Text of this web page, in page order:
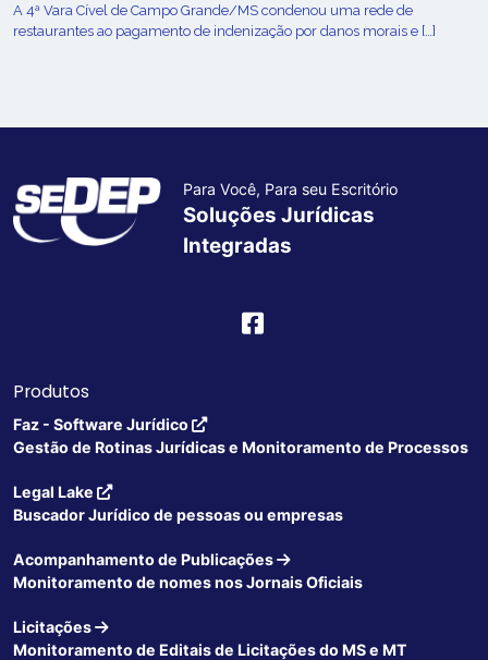
A 4ª Vara Cível de Campo Grande/MS condenou uma rede de
restaurantes ao pagamento de indenização por danos morais e […]
Para Você, Para seu Escritório
Soluções Jurídicas
Integradas
Produtos
Faz - Software Jurídico
Gestão de Rotinas Jurídicas e Monitoramento de Processos
Legal Lake
Buscador Jurídico de pessoas ou empresas
Acompanhamento de Publicações
Monitoramento de nomes nos Jornais Oficiais
Licitações
Monitoramento de Editais de Licitações do MS e MT